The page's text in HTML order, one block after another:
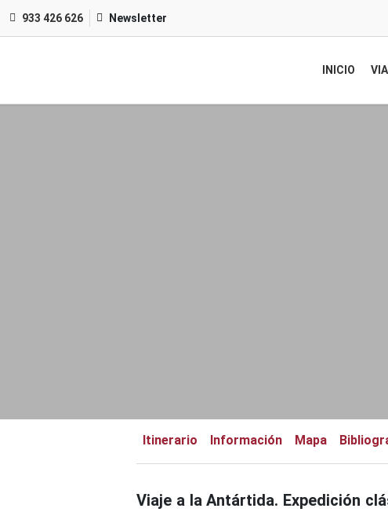
933 426 626 Newsletter
INICIO
Itinerario Información Mapa
Viaje a la Antártida. Expedición